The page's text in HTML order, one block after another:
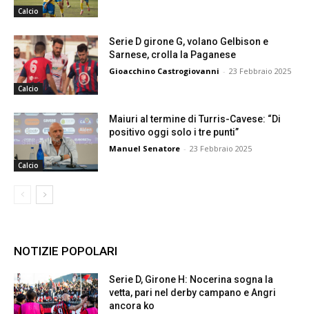
Calcio
Calcio
Serie D girone G, volano Gelbison e
Sarnese, crolla la Paganese
Gioacchino Castrogiovanni - 23 Febbraio 2025
Calcio
Maiuri al termine di Turris-Cavese: “Di
positivo oggi solo i tre punti”
Manuel Senatore - 23 Febbraio 2025
NOTIZIE POPOLARI
Serie D, Girone H: Nocerina sogna la
vetta, pari nel derby campano e Angri
ancora ko